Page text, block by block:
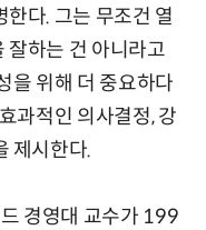
다. 그는 무조건 열
잘하는 건 아니라고
을 위해 더 중요하다
과적인 의사결정, 강
제시한다.
경영대 교수가 199